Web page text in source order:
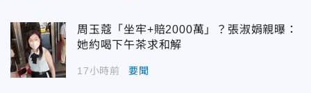
周玉蔻「坐牢+賠2000萬」？張淑娟親曝：
她約喝下午茶求和解
17小時前 要聞